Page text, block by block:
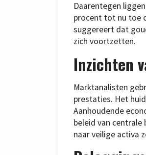
Daarentegen
procent tot nu toe
suggereert dat
zich voortzetten.
Inzichten
Marktanalisten
prestaties. Het
Aanhoudende
beleid van centrale
naar veilige activa